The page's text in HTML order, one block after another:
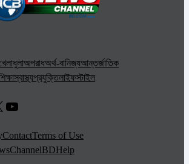
অপরাধঅর্থ-বানিজ্যআন্তর্জাতিক
স্বাস্থ্যপ্রযুক্তিলাইফস্টাইল
YouTube
ContactTerms of Use
Help